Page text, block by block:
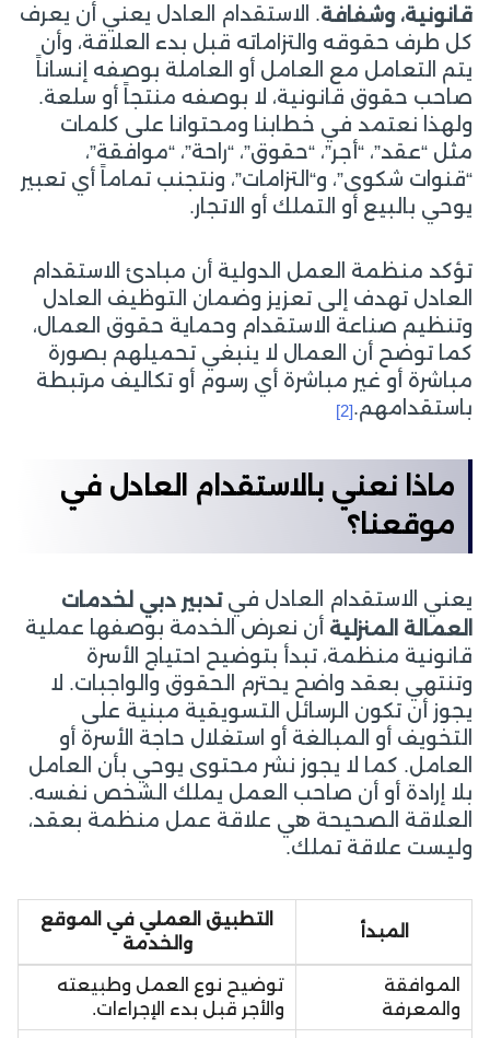
قانونية، وشفافة. الاستقدام العادل يعني أن يعرف
كل طرف حقوقه والتزاماته قبل بدء العلاقة، وأن
يتم التعامل مع العامل أو العاملة بوصفه إنساناً
صاحب حقوق قانونية، لا بوصفه منتجاً أو سلعة.
ولهذا نعتمد في خطابنا ومحتوانا على كلمات
مثل “عقد”، “أجر”، “حقوق”، “راحة”، “موافقة”،
“قنوات شكوى”، و“التزامات”، ونتجنب تماماً أي تعبير
يوحي بالبيع أو التملك أو الاتجار.
تؤكد منظمة العمل الدولية أن مبادئ الاستقدام
العادل تهدف إلى تعزيز وضمان التوظيف العادل
وتنظيم صناعة الاستقدام وحماية حقوق العمال،
كما توضح أن العمال لا ينبغي تحميلهم بصورة
مباشرة أو غير مباشرة أي رسوم أو تكاليف مرتبطة
باستقدامهم.[2]
ماذا نعني بالاستقدام العادل في
موقعنا؟
يعني الاستقدام العادل فيتدبير دبي لخدمات
العمالة المنزلية أن نعرض الخدمة بوصفها عملية
قانونية منظمة، تبدأ بتوضيح احتياج الأسرة
وتنتهي بعقد واضح يحترم الحقوق والواجبات. لا
يجوز أن تكون الرسائل التسويقية مبنية على
التخويف أو المبالغة أو استغلال حاجة الأسرة أو
العامل. كما لا يجوز نشر محتوى يوحي بأن العامل
بلا إرادة أو أن صاحب العمل يملك الشخص نفسه.
العلاقة الصحيحة هي علاقة عمل منظمة بعقد،
وليست علاقة تملك.
المبدأ
التطبيق العملي في الموقع
والخدمة
الموافقة
والمعرفة
توضيح نوع العمل وطبيعته
والأجر قبل بدء الإجراءات.